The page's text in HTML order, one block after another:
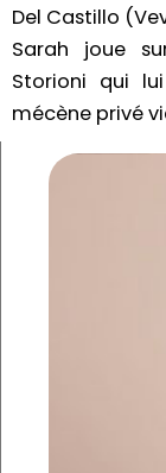
Del Castillo
Sarah joue
Storioni qui
mécène privé